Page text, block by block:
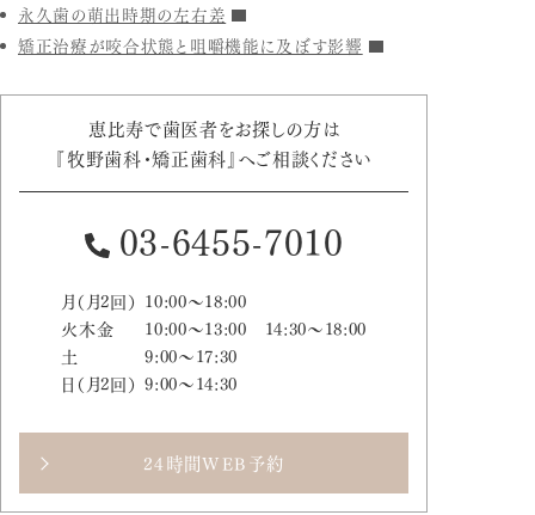
永久歯の萌出時期の左右差
矯正治療が咬合状態と咀嚼機能に及ぼす影響
恵比寿で歯医者をお探しの方は
『牧野歯科・矯正歯科』へご相談ください
03-6455-7010
月（月2回） 10:00～18:00
火木金
10:00～13:00 14:30～18:00
土
9:00～17:30
日（月2回） 9:00～14:30
24時間WEB予約